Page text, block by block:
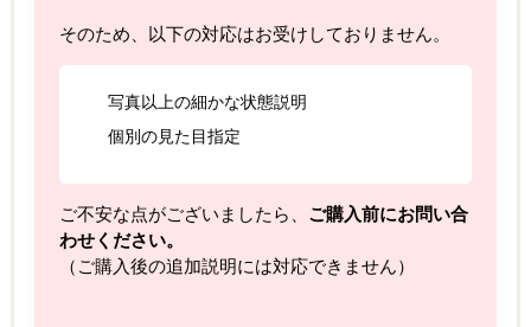
そのため、以下の対応はお受けしておりません。
写真以上の細かな状態説明
個別の見た目指定
ご不安な点がございましたら、 ご購入前にお問い合
わせください。
（ご購入後の追加説明には対応できません）